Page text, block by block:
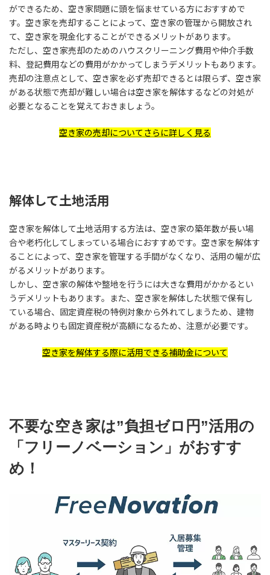
ができるため、空き家問題に頭を悩ませている方におすすめで
す。空き家を売却することによって、空き家の管理から開放され
て、空き家を現金化することができるメリットがあります。
ただし、空き家売却のためのハウスクリーニング費用や仲介手数
料、登記費用などの費用がかかってしまうデメリットもあります。
売却の注意点として、空き家を必ず売却できるとは限らず、空き家
がある状態で売却が難しい場合は空き家を解体するなどの対処が
必要となることを覚えておきましょう。
空き家の売却についてさらに詳しく見る
解体して土地活用
空き家を解体して土地活用する方法は、空き家の築年数が長い場
合や老朽化してしまっている場合におすすめです。空き家を解体す
ることによって、空き家を管理する手間がなくなり、活用の幅が広
がるメリットがあります。
しかし、空き家の解体や整地を行うには大きな費用がかかるとい
うデメリットもあります。また、空き家を解体した状態で保有し
ている場合、固定資産税の特例対象から外れてしまうため、建物
がある時よりも固定資産税が高額になるため、注意が必要です。
空き家を解体する際に活用できる補助金について
不要な空き家は”負担ゼロ円”活用の
「フリーノベーション」がおすす
め！